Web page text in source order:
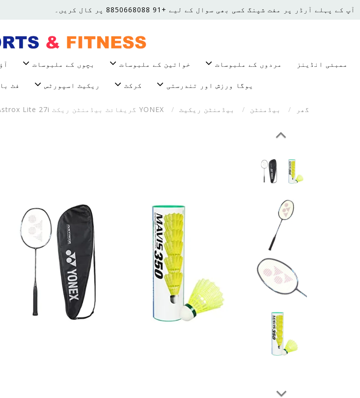
آپ کے پہلے آرڈر پر مفت شپنگ کسی بھی سوال کے لیے +91 8850668088 پر کال کریں۔
ممبئی انڈینز مردوں کے ملبوسات خواتین کے ملبوسات بچوں کے ملبوسات
یوگا ورزش اور تندرستی کرکٹ ریکیٹ اسپورٹس فٹ
گھر بیڈمنٹن بیڈمنٹن ریکیٹ